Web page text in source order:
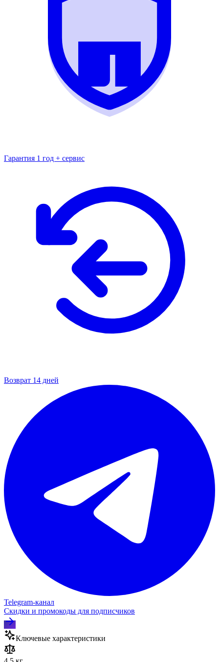
Гарантия 1 год + сервис
Возврат 14 дней
Telegram‑канал
Скидки и промокоды для подписчиков
Ключевые характеристики